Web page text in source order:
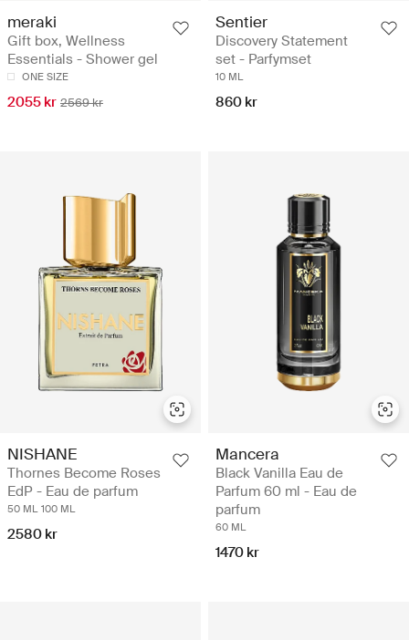
meraki
Gift box, Wellness
Essentials - Shower gel
ONE SIZE
2055 kr 2569 kr
Sentier
Discovery Statement
set - Parfymset
10 ML
860 kr
NISHANE
Thornes Become Roses
EdP - Eau de parfum
50 ML 100 ML
2580 kr
Mancera
Black Vanilla Eau de
Parfum 60 ml - Eau de
parfum
60 ML
1470 kr